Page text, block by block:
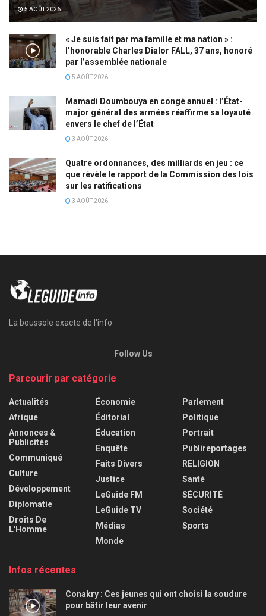
5 AOÛT 2026
« Je suis fait par ma famille et ma nation » :
l’honorable Charles Dialor FALL, 37 ans, honoré
par l’assemblée nationale
5 AOÛT 2026
Mamadi Doumbouya en congé annuel : l’État-
major général des armées réaffirme sa loyauté
envers le chef de l’État
3 AOÛT 2026
Quatre ordonnances, des milliards en jeu : ce
que révèle le rapport de la Commission des lois
sur les ratifications
3 AOÛT 2026
La boussole exacte de l'info
Follow Us
Parcourir par catégorie
Actualités
Afrique
Annonces &
Publicités
Communiqué
Culture
Développement
Diplomatie
Droits De
L'Homme
Économie
Éditorial
Éducation
Enquête
Faits Divers
Justice
LeGuide FM
LeGuide TV
Médias
Monde
Parlement
Politique
Portrait
Publireportages
RELIGION
Santé
SÉCURITÉ
Société
Sports
Infos récentes
Conakry : Ces jeunes qui ont choisi la soudure
pour bâtir leur avenir